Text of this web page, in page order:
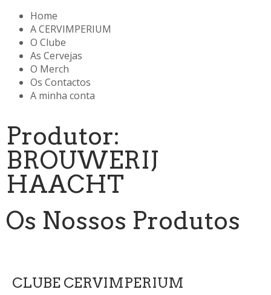
Home
A CERVIMPERIUM
O Clube
As Cervejas
O Merch
Os Contactos
A minha conta
Produtor:
BROUWERIJ
HAACHT
Os Nossos Produtos
CLUBE CERVIMPERIUM